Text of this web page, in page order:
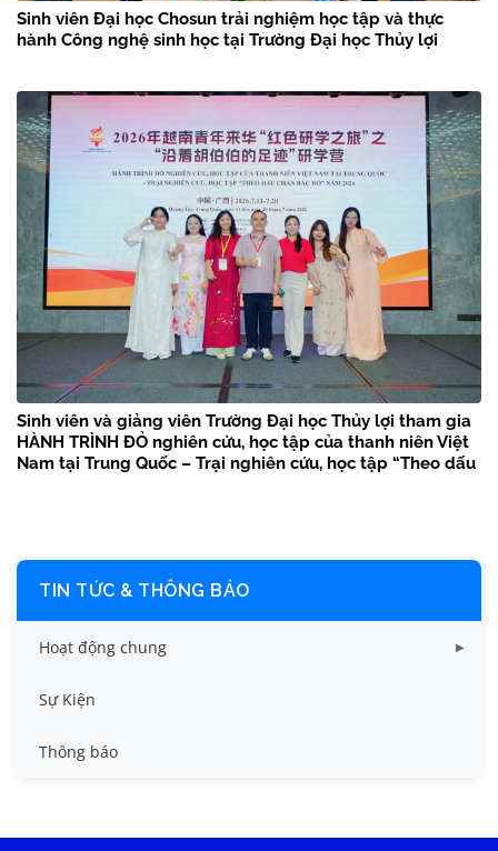
Sinh viên Đại học Chosun trải nghiệm học tập và thực
hành Công nghệ sinh học tại Trường Đại học Thủy lợi
Sinh viên và giảng viên Trường Đại học Thủy lợi tham gia
HÀNH TRÌNH ĐỎ nghiên cứu, học tập của thanh niên Việt
Nam tại Trung Quốc – Trại nghiên cứu, học tập “Theo dấu
TIN TỨC & THÔNG BÁO
Hoạt động chung
Tin công tác sinh viên
Tin đào tạo
Tin tức chung
Sự Kiện
Thông báo